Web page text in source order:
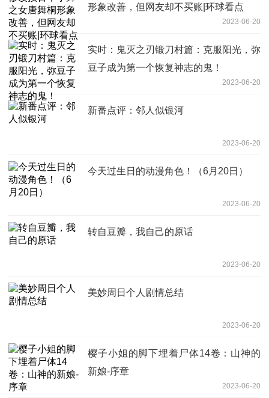
形象改善，但网友却不买账|环球看点
2023-06-20
实时：鬼灭之刃锻刀村篇：克服阳光，弥
豆子成为第一个恢复神志的鬼！
2023-06-20
新番点评：邻人似银河
2023-06-20
今天过生日的动漫角色！（6月20日）
2023-06-20
转自豆瓣，我自己的原话
2023-06-20
美妙周日个人剧情总结
2023-06-20
樱子小姐的脚下埋着尸体14卷：山神的
新娘-序章
2023-06-20